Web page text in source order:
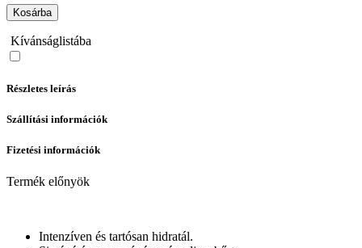
Kosárba
Kívánságlistába
Részletes leírás
Szállítási információk
Fizetési információk
Termék előnyök
Intenzíven és tartósan hidratál.